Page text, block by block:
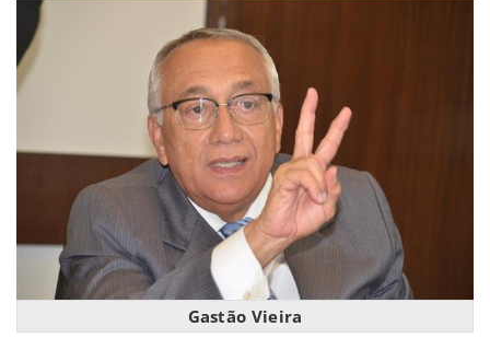
Gastão Vieira